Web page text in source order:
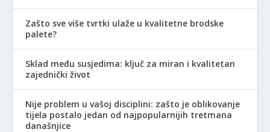
Zašto sve više tvrtki ulaže u kvalitetne brodske
palete?
Sklad među susjedima: ključ za miran i kvalitetan
zajednički život
Nije problem u vašoj disciplini: zašto je oblikovanje
tijela postalo jedan od najpopularnijih tretmana
današnjice